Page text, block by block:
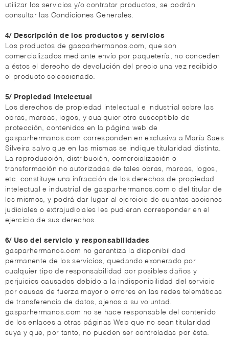
utilizar los servicios y/o contratar productos, se podrán
consultar las Condiciones Generales.
4/ Descripción de los productos y servicios
Los productos de gasparhermanos.com, que son
comercializados mediante envío por paquetería, no conceden
a éstos el derecho de devolución del precio una vez recibido
el producto seleccionado.
5/ Propiedad Intelectual
Los derechos de propiedad intelectual e industrial sobre las
obras, marcas, logos, y cualquier otro susceptible de
protección, contenidos en la página web de
gasparhermanos.com corresponden en exclusiva a María Saes
Silveira salvo que en las mismas se indique titularidad distinta.
La reproducción, distribución, comercialización o
transformación no autorizadas de tales obras, marcas, logos,
etc. constituye una infracción de los derechos de propiedad
intelectual e industrial de gasparhermanos.com o del titular de
los mismos, y podrá dar lugar al ejercicio de cuantas acciones
judiciales o extrajudiciales les pudieran corresponder en el
ejercicio de sus derechos.
6/ Uso del servicio y responsabilidades
gasparhermanos.com no garantiza la disponibilidad
permanente de los servicios, quedando exonerado por
cualquier tipo de responsabilidad por posibles daños y
perjuicios causados debido a la indisponibilidad del servicio
por causas de fuerza mayor o errores en las redes telemáticas
de transferencia de datos, ajenos a su voluntad.
gasparhermanos.com no se hace responsable del contenido
de los enlaces a otras páginas Web que no sean titularidad
suya y que, por tanto, no pueden ser controladas por ésta.